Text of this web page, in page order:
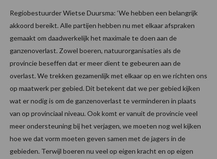
Regiobestuurder Wietse Duursma: ‘We hebben een belangrijk
akkoord bereikt. Alle partijen hebben nu met elkaar afspraken
gemaakt om daadwerkelijk het maximale te doen aan de
ganzenoverlast. Zowel boeren, natuurorganisaties als de
provincie beseffen dat er meer dient te gebeuren aan de
overlast. We trekken gezamenlijk met elkaar op en we richten ons
op maatwerk per gebied. Dit betekent dat we per gebied kijken
wat er nodig is om de ganzenoverlast te verminderen in plaats
van op provinciaal niveau. Ook komt er vanuit de provincie veel
meer ondersteuning bij het verjagen, we moeten nog wel kijken
hoe we dat vorm moeten geven samen met de jagers in de
gebieden. Terwijl boeren nu veel op eigen kracht en op eigen